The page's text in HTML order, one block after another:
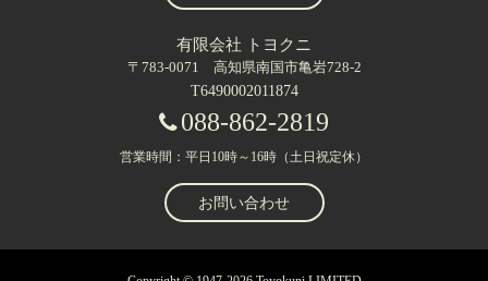
有限会社 トヨクニ
〒783-0071 高知県南国市亀岩728-2
T6490002011874
088-862-2819
営業時間：平日10時～16時（土日祝定休）
お問い合わせ